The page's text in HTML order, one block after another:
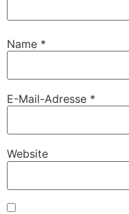
Name *
E-Mail-Adresse *
Website